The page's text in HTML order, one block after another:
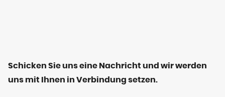
Schicken Sie uns eine Nachricht und wir werden
uns mit Ihnen in Verbindung setzen.